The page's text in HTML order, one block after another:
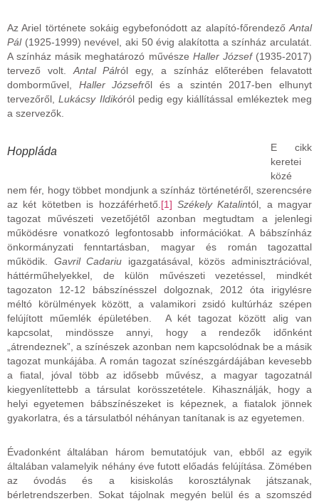
Az Ariel története sokáig egybefonódott az alapító-főrendező Antal
Pál(1925-1999) nevével, aki 50 évig alakította a színház arculatát.
A színház másik meghatározó művésze Haller József(1935-2017)
tervező volt. Antal Pálról egy, a színház előterében felavatott
domborművel, Haller Józsefről és a szintén 2017-ben elhunyt
tervezőről,Lukácsy Ildikóról pedig egy kiállítással emlékeztek meg
a szervezők.
Hoppláda
E cikk
keretei
közé
nem fér, hogy többet mondjunk a színház történetéről, szerencsére
az két kötetben is hozzáférhető. [1] Székely Katalintól, a magyar
tagozat művészeti vezetőjétől azonban megtudtam a jelenlegi
működésre vonatkozó legfontosabb információkat. A bábszínház
önkormányzati fenntartásban, magyar és román tagozattal
működik. Gavril Cadariu igazgatásával, közös adminisztrációval,
háttérműhelyekkel, de külön művészeti vezetéssel, mindkét
tagozaton 12-12 bábszínésszel dolgoznak, 2012 óta irigylésre
méltó körülmények között, a valamikori zsidó kultúrház szépen
felújított műemlék épületében. A két tagozat között alig van
kapcsolat, mindössze annyi, hogy a rendezők időnként
„átrendeznek”, a színészek azonban nem kapcsolódnak be a másik
tagozat munkájába. A román tagozat színészgárdájában kevesebb
a fiatal, jóval több az idősebb művész, a magyar tagozatnál
kiegyenlítettebb a társulat korösszetétele. Kihasználják, hogy a
helyi egyetemen bábszínészeket is képeznek, a fiatalok jönnek
gyakorlatra, és a társulatból néhányan tanítanak is az egyetemen.
Évadonként általában három bemutatójuk van, ebből az egyik
általában valamelyik néhány éve futott előadás felújítása. Zömében
az óvodás és a kisiskolás korosztálynak játszanak,
bérletrendszerben. Sokat tájolnak megyén belül és a szomszéd